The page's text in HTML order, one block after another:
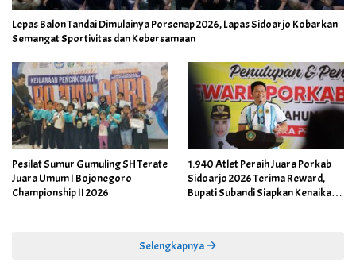
Lepas Balon Tandai Dimulainya Porsenap 2026, Lapas Sidoarjo Kobarkan
Semangat Sportivitas dan Kebersamaan
Pesilat Sumur Gumuling SH Terate
Juara Umum I Bojonegoro
Championship II 2026
1.940 Atlet Peraih Juara Porkab
Sidoarjo 2026 Terima Reward,
Bupati Subandi Siapkan Kenaikan
Selengkapnya